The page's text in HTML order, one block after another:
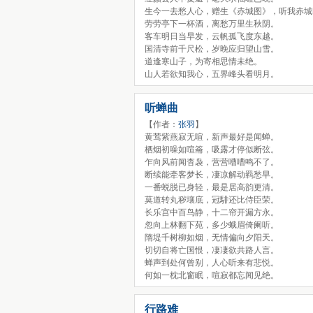
生今一去愁人心，赠生《赤城图》，听我赤
劳劳亭下一杯酒，离愁万里生秋阴。
客车明日当早发，云帆孤飞度东越。
国清寺前千尺松，岁晚应归望山雪。
道逢寒山子，为寄相思情未绝。
山人若欲知我心，五界峰头看明月。
听蝉曲
【作者： 张羽】
黄莺紫燕寂无喧，新声最好是闻蝉。
栖烟初噪如喧籥，吸露才停似断弦。
乍向风前闻杳袅，营营嘈嘈鸣不了。
断续能牵客梦长，凄凉解动羁愁早。
一番蜕脱已身轻，最是居高韵更清。
莫道转丸秽壤底，冠騑还比侍臣荣。
长乐宫中百鸟静，十二帘开漏方永。
忽向上林翻下苑，多少蛾眉倚阑听。
隋堤千树柳如烟，无情偏向夕阳天。
切切自将亡国恨，凄凄欲共路人言。
蝉声到处何曾别，人心听来有悲悦。
何如一枕北窗眠，喧寂都忘闻见绝。
行路难